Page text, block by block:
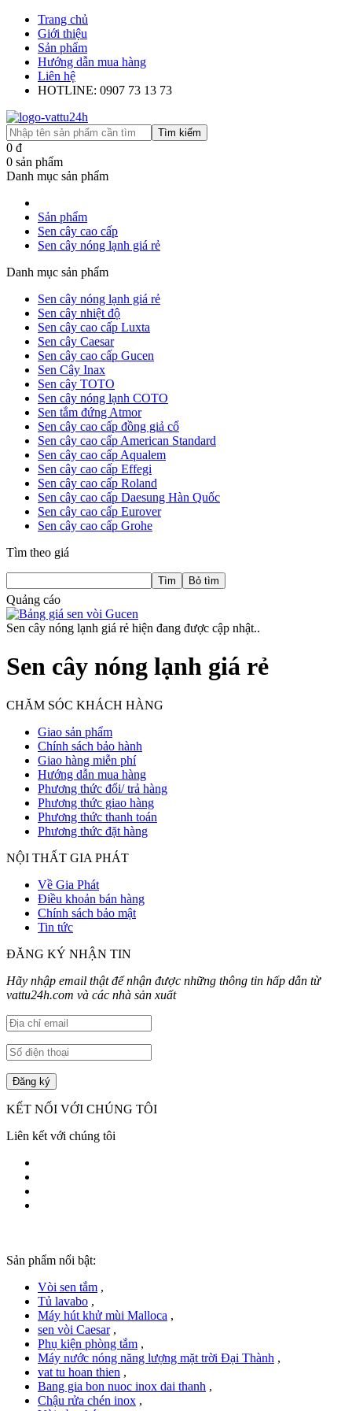
Trang chủ
Giới thiệu
Sản phẩm
Hướng dẫn mua hàng
Liên hệ
HOTLINE: 0907 73 13 73
Tìm kiếm
0 đ
0 sản phẩm
Danh mục sản phẩm
Sản phẩm
Sen cây cao cấp
Sen cây nóng lạnh giá rẻ
Danh mục sản phẩm
Sen cây nóng lạnh giá rẻ
Sen cây nhiệt độ
Sen cây cao cấp Luxta
Sen cây Caesar
Sen cây cao cấp Gucen
Sen Cây Inax
Sen cây TOTO
Sen cây nóng lạnh COTO
Sen tắm đứng Atmor
Sen cây cao cấp đồng giả cổ
Sen cây cao cấp American Standard
Sen cây cao cấp Aqualem
Sen cây cao cấp Effegi
Sen cây cao cấp Roland
Sen cây cao cấp Daesung Hàn Quốc
Sen cây cao cấp Eurover
Sen cây cao cấp Grohe
Tìm theo giá
Quảng cáo
Sen cây nóng lạnh giá rẻ hiện đang được cập nhật..
Sen cây nóng lạnh giá rẻ
CHĂM SÓC KHÁCH HÀNG
Giao sản phẩm
Chính sách bảo hành
Giao hàng miễn phí
Hướng dẫn mua hàng
Phương thức đổi/ trả hàng
Phương thức giao hàng
Phương thức thanh toán
Phương thức đặt hàng
NỘI THẤT GIA PHÁT
Về Gia Phát
Điều khoản bán hàng
Chính sách bảo mật
Tin tức
ĐĂNG KÝ NHẬN TIN
Hãy nhập email thật để nhận được những thông tin hấp dẫn từ
vattu24h.com và các nhà sản xuất
KẾT NỐI VỚI CHÚNG TÔI
Liên kết với chúng tôi
Sản phẩm nổi bật:
Vòi sen tắm ,
Tủ lavabo ,
Máy hút khử mùi Malloca ,
sen vòi Caesar,
Phụ kiện phòng tắm ,
Máy nước nóng năng lượng mặt trời Đại Thành ,
vat tu hoan thien ,
Bang gia bon nuoc inox dai thanh ,
Chậu rửa chén inox ,